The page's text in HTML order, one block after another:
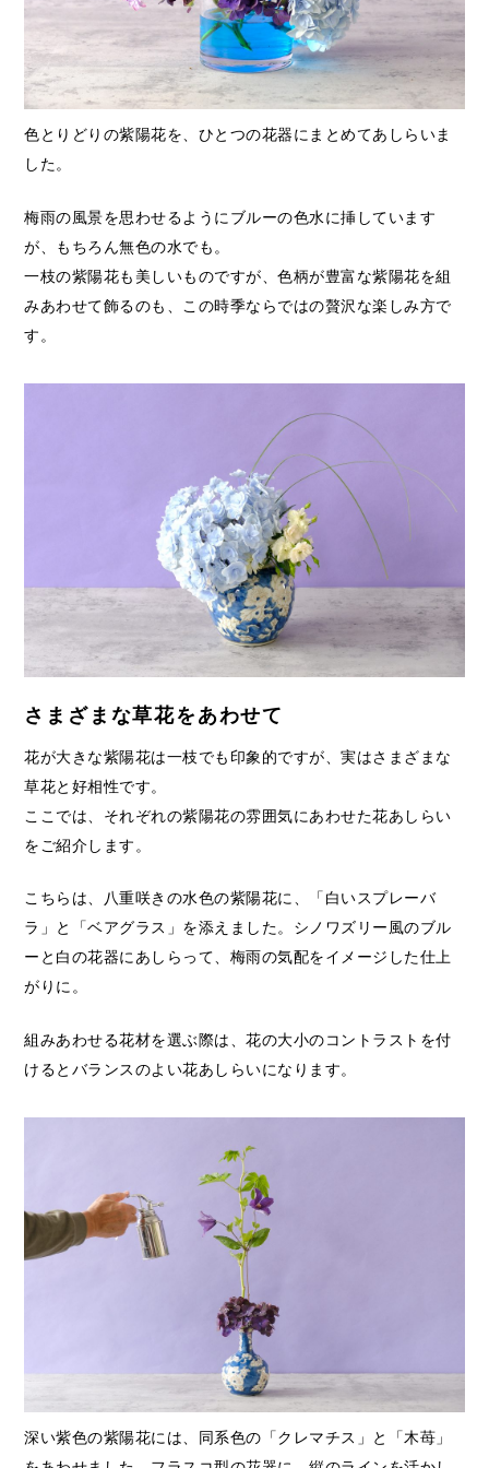
色とりどりの紫陽花を、ひとつの花器にまとめてあしらいま
した。
梅雨の風景を思わせるようにブルーの色水に挿しています
が、もちろん無色の水でも。
一枝の紫陽花も美しいものですが、色柄が豊富な紫陽花を組
みあわせて飾るのも、この時季ならではの贅沢な楽しみ方で
す。
さまざまな草花をあわせて
花が大きな紫陽花は一枝でも印象的ですが、実はさまざまな
草花と好相性です。
ここでは、それぞれの紫陽花の雰囲気にあわせた花あしらい
をご紹介します。
こちらは、八重咲きの水色の紫陽花に、「白いスプレーバ
ラ」と「ベアグラス」を添えました。シノワズリー風のブル
ーと白の花器にあしらって、梅雨の気配をイメージした仕上
がりに。
組みあわせる花材を選ぶ際は、花の大小のコントラストを付
けるとバランスのよい花あしらいになります。
深い紫色の紫陽花には、同系色の「クレマチス」と「木苺」